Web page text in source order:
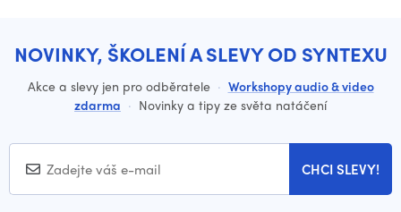
NOVINKY, ŠKOLENÍ A SLEVY OD SYNTEXU
Akce a slevy jen pro odběratele · Workshopy audio & video
zdarma · Novinky a tipy ze světa natáčení
CHCI SLEVY!